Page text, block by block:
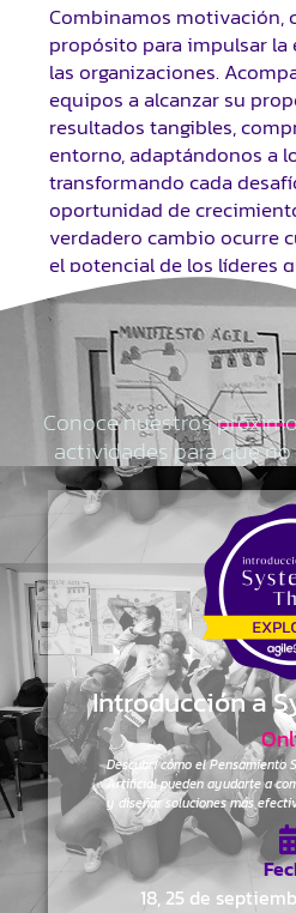
Combinamos motivación,
propósito para impulsar
las organizaciones.
equipos a alcanzar su
resultados tangibles,
entorno, adaptándonos a
transformando cada
oportunidad de
verdadero cambio ocurre
el potencial de los líderes
Conoce nuestros
actividades para que
Introducción a
Descubrí cómo el Pensamiento
Artificial pueden ayudarte a
y diseñar soluciones más
18, 25 de